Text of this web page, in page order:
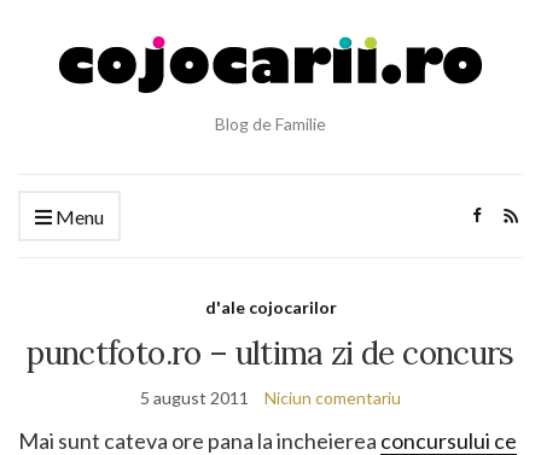
Blog de Familie
Menu
d'ale cojocarilor
punctfoto.ro – ultima zi de concurs
5 august 2011 Niciun comentariu
Mai sunt cateva ore pana la incheierea concursului ce